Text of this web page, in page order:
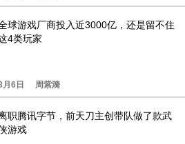
球游戏厂商投入近3000亿，还是留不住
4类玩家
月6日 周紫漪
职腾讯字节，前天刀主创带队做了款武
游戏